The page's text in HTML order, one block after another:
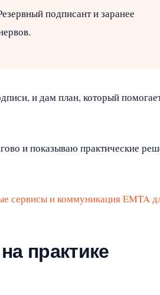
подписант и заранее
и дам план, который
и показываю практические
сервисы и коммуникация EMTA
практике